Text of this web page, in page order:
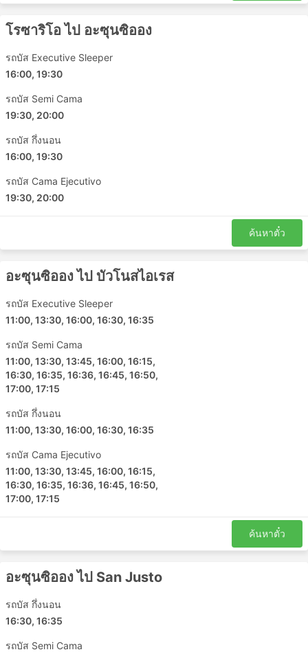
โรซาริโอ ไป อะซุนซิออง
รถบัส Executive Sleeper
16:00, 19:30
รถบัส Semi Cama
19:30, 20:00
รถบัส กึ่งนอน
16:00, 19:30
รถบัส Cama Ejecutivo
19:30, 20:00
ค้นหาตั๋ว
อะซุนซิออง ไป บัวโนสไอเรส
รถบัส Executive Sleeper
11:00, 13:30, 16:00, 16:30, 16:35
รถบัส Semi Cama
11:00, 13:30, 13:45, 16:00, 16:15,
16:30, 16:35, 16:36, 16:45, 16:50,
17:00, 17:15
รถบัส กึ่งนอน
11:00, 13:30, 16:00, 16:30, 16:35
รถบัส Cama Ejecutivo
11:00, 13:30, 13:45, 16:00, 16:15,
16:30, 16:35, 16:36, 16:45, 16:50,
17:00, 17:15
ค้นหาตั๋ว
อะซุนซิออง ไป San Justo
รถบัส กึ่งนอน
16:30, 16:35
รถบัส Semi Cama